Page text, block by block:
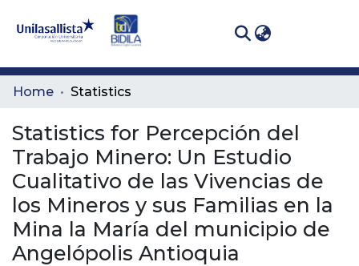
Communities
All of DSpace
Home Statistics
Statistics for Percepción del
Trabajo Minero: Un Estudio
Cualitativo de las Vivencias de
los Mineros y sus Familias en la
Mina la María del municipio de
Angelópolis Antioquia